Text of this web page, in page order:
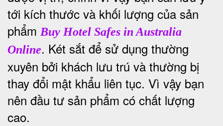
tới kích thước và khối lượng của sản
phẩm Buy Hotel Safes in Australia
Online. Két sắt để sử dụng thường
xuyên bởi khách lưu trú và thường bị
thay đổi mật khẩu liên tục. Vì vậy bạn
nên đầu tư sản phẩm có chất lượng
cao.